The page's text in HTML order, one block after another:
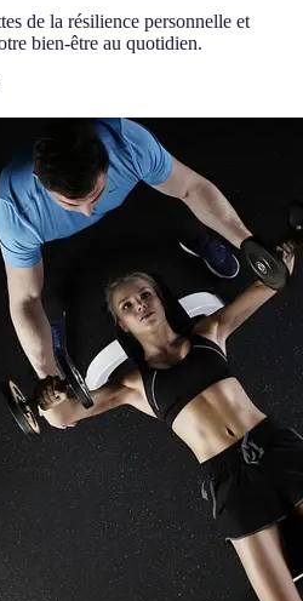
de la résilience personnelle et
bien-être au quotidien.